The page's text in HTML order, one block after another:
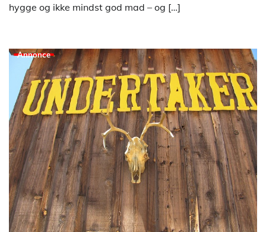
hygge og ikke mindst god mad – og […]
Annonce